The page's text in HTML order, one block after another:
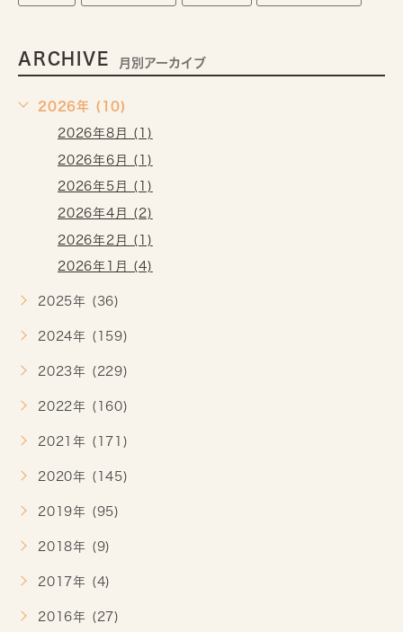
ARCHIVE 月別アーカイブ
2026年 (10)
2026年8月 (1)
2026年6月 (1)
2026年5月 (1)
2026年4月 (2)
2026年2月 (1)
2026年1月 (4)
2025年 (36)
2024年 (159)
2023年 (229)
2022年 (160)
2021年 (171)
2020年 (145)
2019年 (95)
2018年 (9)
2017年 (4)
2016年 (27)